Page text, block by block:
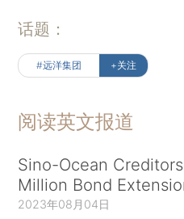
话题：
#远洋集团 +关注
阅读英文报道
Sino-Ocean
Million Bond
2023年08月04日